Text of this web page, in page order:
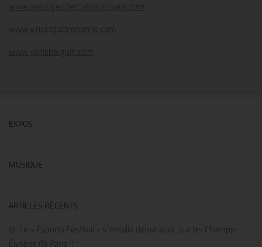
www.prestigeinternational-paris.com
www.vinsetgastronomie.com
www.yanisbargoin.com
EXPOS
MUSIQUE
ARTICLES RÉCENTS
Le « Esports Festival » s’installe début août, sur les Champs-
Élysées @ Paris !!